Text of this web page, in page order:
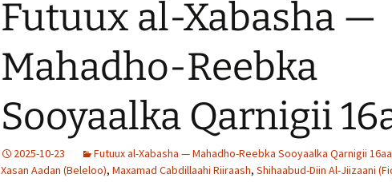
Futuux al-Xabasha —
Mahadho-Reebka
Sooyaalka Qarnigii
2025-10-23 Futuux al-Xabasha — Mahadho-Reebka Sooyaalka Qarnigii
Xasan Aadan (Beleloo), Maxamad Cabdillaahi Riiraash, Shihaabud-Diin Al-Jiizaani